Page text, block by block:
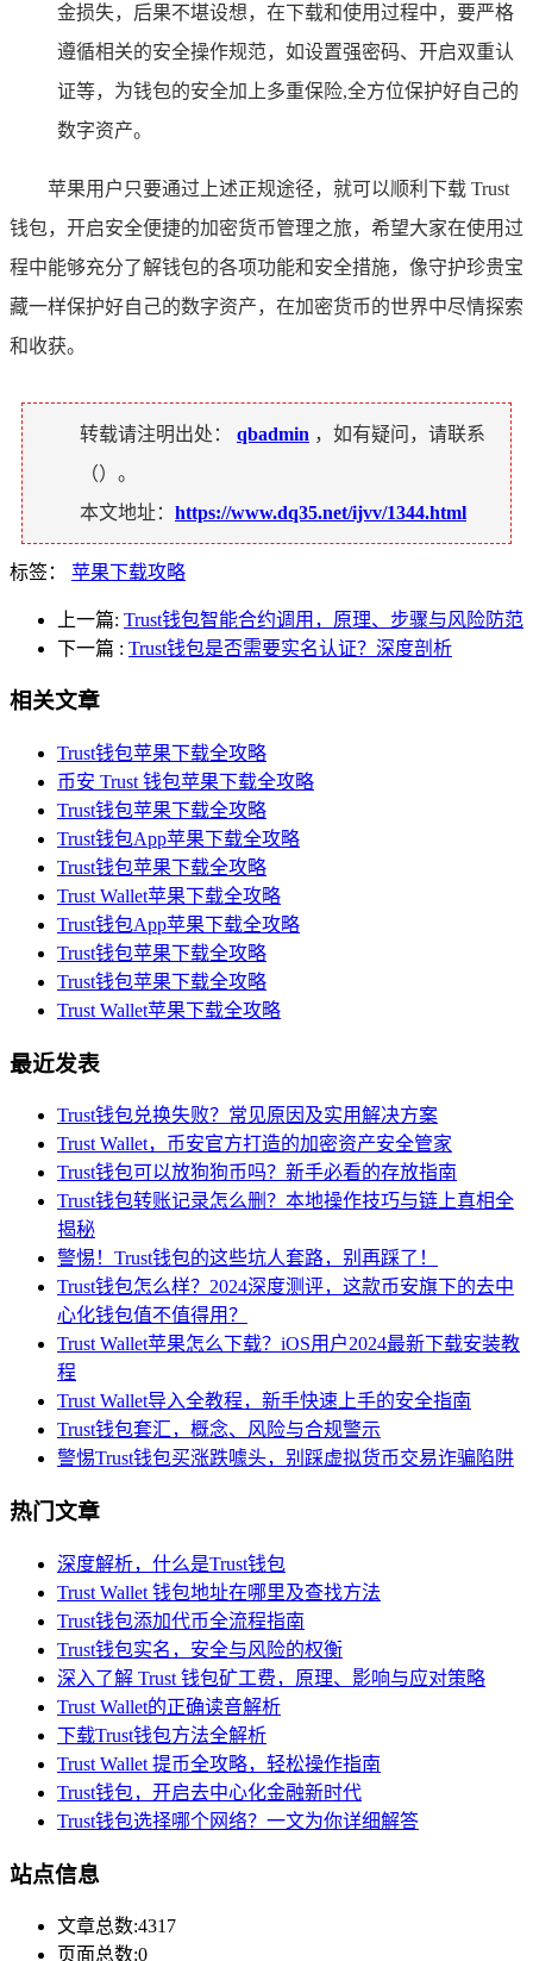
金损失，后果不堪设想，在下载和使用过程中，要严格
遵循相关的安全操作规范，如设置强密码、开启双重认
证等，为钱包的安全加上多重保险,全方位保护好自己的
数字资产。
苹果用户只要通过上述正规途径，就可以顺利下载 Trust
钱包，开启安全便捷的加密货币管理之旅，希望大家在使用过
程中能够充分了解钱包的各项功能和安全措施，像守护珍贵宝
藏一样保护好自己的数字资产，在加密货币的世界中尽情探索
和收获。
转载请注明出处： qbadmin ，如有疑问，请联系
（）。
本文地址： https://www.dq35.net/ijvv/1344.html
标签： 苹果下载攻略
上一篇: Trust钱包智能合约调用，原理、步骤与风险防范
下一篇 : Trust钱包是否需要实名认证？深度剖析
相关文章
Trust钱包苹果下载全攻略
币安 Trust 钱包苹果下载全攻略
Trust钱包苹果下载全攻略
Trust钱包App苹果下载全攻略
Trust钱包苹果下载全攻略
Trust Wallet苹果下载全攻略
Trust钱包App苹果下载全攻略
Trust钱包苹果下载全攻略
Trust钱包苹果下载全攻略
Trust Wallet苹果下载全攻略
最近发表
Trust钱包兑换失败？常见原因及实用解决方案
Trust Wallet，币安官方打造的加密资产安全管家
Trust钱包可以放狗狗币吗？新手必看的存放指南
Trust钱包转账记录怎么删？本地操作技巧与链上真相全
揭秘
警惕！Trust钱包的这些坑人套路，别再踩了！
Trust钱包怎么样？2024深度测评，这款币安旗下的去中
心化钱包值不值得用？
Trust Wallet苹果怎么下载？iOS用户2024最新下载安装教
程
Trust Wallet导入全教程，新手快速上手的安全指南
Trust钱包套汇，概念、风险与合规警示
警惕Trust钱包买涨跌噱头，别踩虚拟货币交易诈骗陷阱
热门文章
深度解析，什么是Trust钱包
Trust Wallet 钱包地址在哪里及查找方法
Trust钱包添加代币全流程指南
Trust钱包实名，安全与风险的权衡
深入了解 Trust 钱包矿工费，原理、影响与应对策略
Trust Wallet的正确读音解析
下载Trust钱包方法全解析
Trust Wallet 提币全攻略，轻松操作指南
Trust钱包，开启去中心化金融新时代
Trust钱包选择哪个网络？一文为你详细解答
站点信息
文章总数:4317
页面总数:0